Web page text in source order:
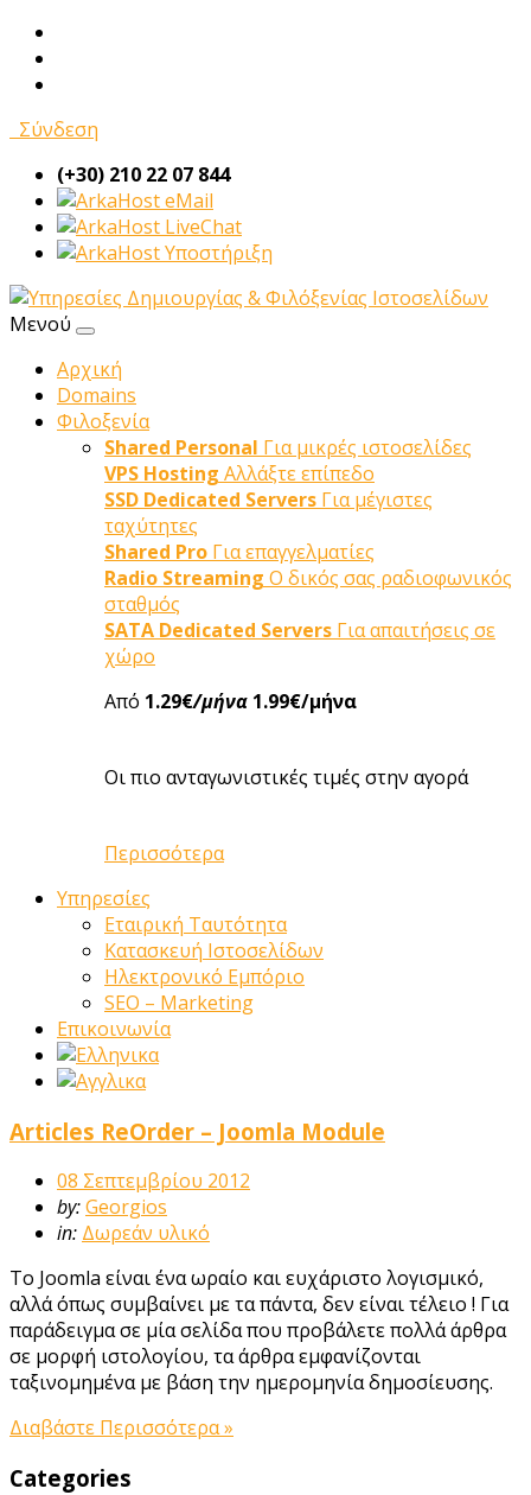
Σύνδεση
(+30) 210 22 07 844
eMail
LiveChat
Υποστήριξη
Μενού
Αρχική
Domains
Φιλοξενία
Shared Personal Για μικρές ιστοσελίδες
VPS Hosting Αλλάξτε επίπεδο
SSD Dedicated Servers Για μέγιστες
ταχύτητες
Shared Pro Για επαγγελματίες
Radio Streaming Ο δικός σας ραδιοφωνικός
σταθμός
SATA Dedicated Servers Για απαιτήσεις σε
χώρο
Από 1.29€/μήνα 1.99€/μήνα
Οι πιο ανταγωνιστικές τιμές στην αγορά
Περισσότερα
Υπηρεσίες
Εταιρική Ταυτότητα
Κατασκευή Ιστοσελίδων
Ηλεκτρονικό Εμπόριο
SEO – Marketing
Επικοινωνία
Articles ReOrder – Joomla Module
08 Σεπτεμβρίου 2012
by:Georgios
in: Δωρεάν υλικό
Το Joomla είναι ένα ωραίο και ευχάριστο λογισμικό,
αλλά όπως συμβαίνει με τα πάντα, δεν είναι τέλειο ! Για
παράδειγμα σε μία σελίδα που προβάλετε πολλά άρθρα
σε μορφή ιστολογίου, τα άρθρα εμφανίζονται
ταξινομημένα με βάση την ημερομηνία δημοσίευσης.
Διαβάστε Περισσότερα »
Categories